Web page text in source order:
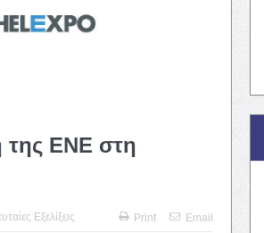
της ΕΝΕ στη
Εξελίξεις Print Email